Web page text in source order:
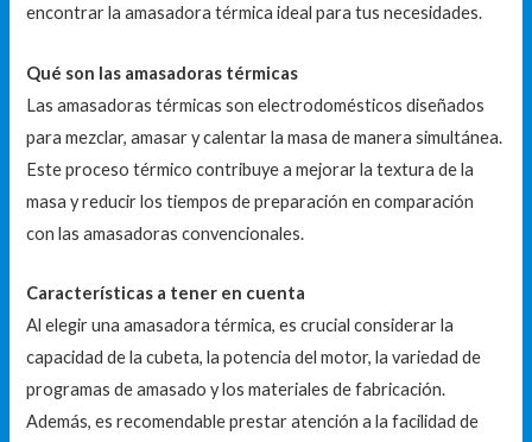
encontrar la amasadora térmica ideal para tus necesidades.
Qué son las amasadoras térmicas
Las amasadoras térmicas son electrodomésticos diseñados
para mezclar, amasar y calentar la masa de manera simultánea.
Este proceso térmico contribuye a mejorar la textura de la
masa y reducir los tiempos de preparación en comparación
con las amasadoras convencionales.
Características a tener en cuenta
Al elegir una amasadora térmica, es crucial considerar la
capacidad de la cubeta, la potencia del motor, la variedad de
programas de amasado y los materiales de fabricación.
Además, es recomendable prestar atención a la facilidad de